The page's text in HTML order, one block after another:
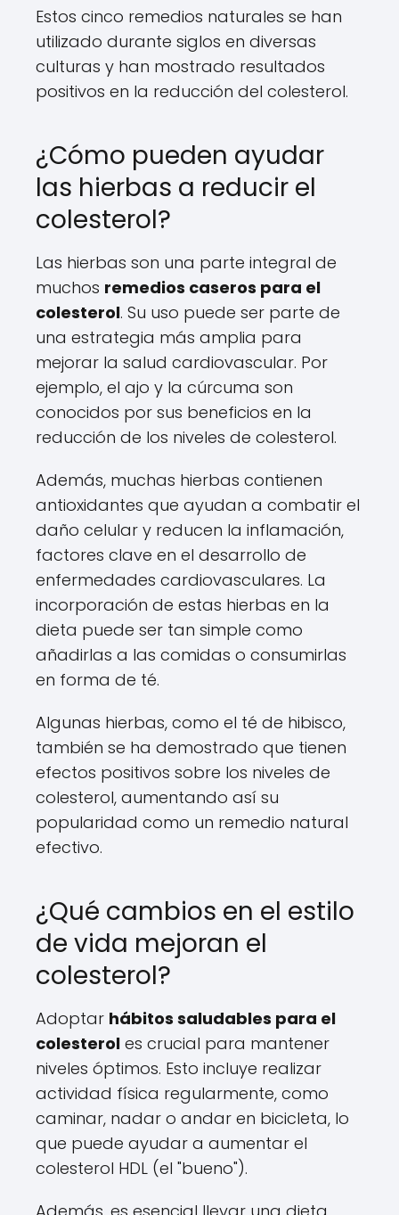
Estos cinco remedios naturales se han
utilizado durante siglos en diversas
culturas y han mostrado resultados
positivos en la reducción del colesterol.
¿Cómo pueden ayudar
las hierbas a reducir el
colesterol?
Las hierbas son una parte integral de
muchos remedios caseros para el
colesterol. Su uso puede ser parte de
una estrategia más amplia para
mejorar la salud cardiovascular. Por
ejemplo, el ajo y la cúrcuma son
conocidos por sus beneficios en la
reducción de los niveles de colesterol.
Además, muchas hierbas contienen
antioxidantes que ayudan a combatir el
daño celular y reducen la inflamación,
factores clave en el desarrollo de
enfermedades cardiovasculares. La
incorporación de estas hierbas en la
dieta puede ser tan simple como
añadirlas a las comidas o consumirlas
en forma de té.
Algunas hierbas, como el té de hibisco,
también se ha demostrado que tienen
efectos positivos sobre los niveles de
colesterol, aumentando así su
popularidad como un remedio natural
efectivo.
¿Qué cambios en el estilo
de vida mejoran el
colesterol?
Adoptar hábitos saludables para el
colesterol es crucial para mantener
niveles óptimos. Esto incluye realizar
actividad física regularmente, como
caminar, nadar o andar en bicicleta, lo
que puede ayudar a aumentar el
colesterol HDL (el "bueno").